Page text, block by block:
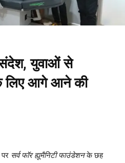
संदेश, युवाओं से
लिए आगे आने की
सर्व फॉर ह्यूमैनिटी फाउंडेशनके छह